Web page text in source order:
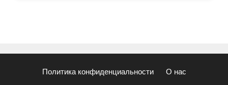
Политика конфиденциальности О нас